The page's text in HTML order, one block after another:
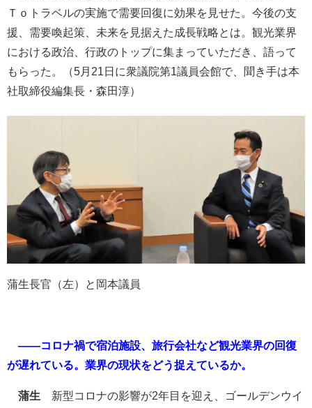
Ｔｏトラベルの実施で需要回復に効果を見せた。今後の支
援、需要喚起策、未来を見据えた成長戦略とは。観光業界
における政治、行政のトップに集まっていただき、語って
もらった。（5月21日に衆議院第1議員会館で、聞き手は本
社取締役編集長・森田淳）
蒲生長官（左）と岡本議員
――コロナ禍で宿泊施設、旅行会社など観光業界の回復
が遅れている。業界の現状をどう捉えているか。
蒲生 新型コロナの影響が2年目を迎え、ゴールデンウイ